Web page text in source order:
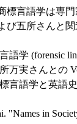
言語学は専門
五所さんと関
語学 (forensic
万実さんとの
言語学と英語
"Names in